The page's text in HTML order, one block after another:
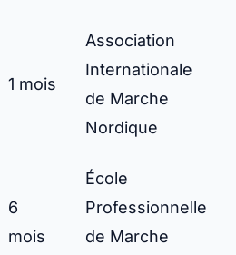
1 mois
Association
Internationale
de Marche
Nordique
6
mois
École
Professionnelle
de Marche